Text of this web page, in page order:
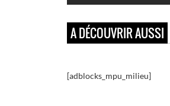
A DÉCOUVRIR AUSSI
[adblocks_mpu_milieu]